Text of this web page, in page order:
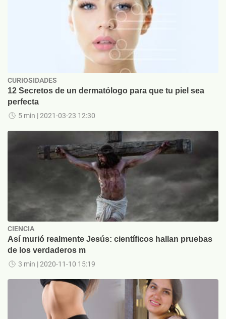
CURIOSIDADES
12 Secretos de un dermatólogo para que tu piel sea
perfecta
5 min | 2021-03-23 12:30
CIENCIA
Así murió realmente Jesús: científicos hallan pruebas
de los verdaderos m
3 min | 2020-11-10 15:19